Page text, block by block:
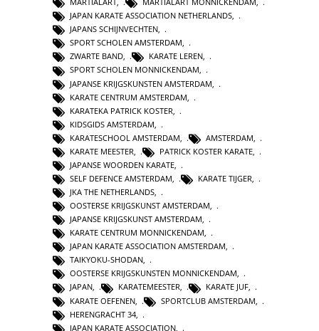
JAPAN KARATE ASSOCIATION NETHERLANDS,
JAPANS SCHIJNVECHTEN,
SPORT SCHOLEN AMSTERDAM,
ZWARTE BAND, KARATE LEREN,
SPORT SCHOLEN MONNICKENDAM,
JAPANSE KRIJGSKUNSTEN AMSTERDAM
KARATE CENTRUM AMSTERDAM
KARATEKA PATRICK KOSTER
KIDSGIDS AMSTERDAM
KARATESCHOOL AMSTERDAM
AMSTERDAM
KARATE MEESTER
PATRICK KOSTER KARATE
JAPANSE WOORDEN KARATE
SELF DEFENCE AMSTERDAM
KARATE TIJGER
JKA THE NETHERLANDS,
OOSTERSE KRIJGSKUNST AMSTERDAM,
JAPANSE KRIJGSKUNST AMSTERDAM,
KARATE CENTRUM MONNICKENDAM,
JAPAN KARATE ASSOCIATION AMSTERDAM,
TAIKYOKU-SHODAN,
OOSTERSE KRIJGSKUNSTEN MONNICKENDAM,
JAPAN, KARATEMEESTER, KARATE JUF,
KARATE OEFENEN
SPORTCLUB AMSTERDAM
HERENGRACHT 34
JAPAN KARATE ASSOCIATION